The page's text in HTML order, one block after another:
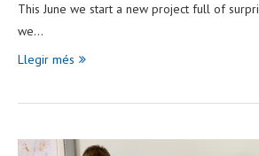
This June we start a new project full of
we…
Llegir més